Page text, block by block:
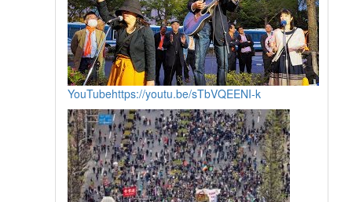
YouTubehttps://youtu.be/sTbVQEENI-k